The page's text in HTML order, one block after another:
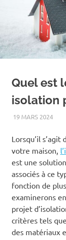
Quel est
isolation
19 MARS 2024RÉMI
Lorsqu’il
votre maison,
est une
associés à ce
fonction de
examinerons
projet
critères tels
des matériaux